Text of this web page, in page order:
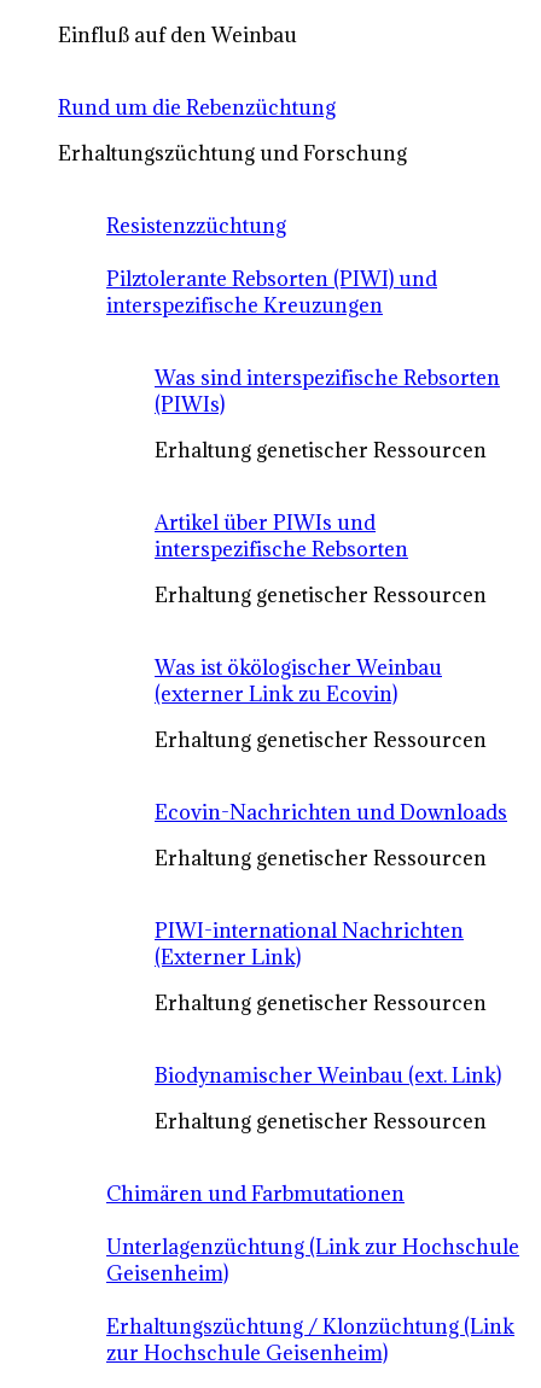
Einfluß auf den Weinbau
Rund um die Rebenzüchtung
Erhaltungszüchtung und Forschung
Resistenzzüchtung
Pilztolerante Rebsorten (PIWI) und
interspezifische Kreuzungen
Was sind interspezifische Rebsorten
(PIWIs)
Erhaltung genetischer Ressourcen
Artikel über PIWIs und
interspezifische Rebsorten
Erhaltung genetischer Ressourcen
Was ist ökölogischer Weinbau
(externer Link zu Ecovin)
Erhaltung genetischer Ressourcen
Ecovin-Nachrichten und Downloads
Erhaltung genetischer Ressourcen
PIWI-international Nachrichten
(Externer Link)
Erhaltung genetischer Ressourcen
Biodynamischer Weinbau (ext. Link)
Erhaltung genetischer Ressourcen
Chimären und Farbmutationen
Unterlagenzüchtung (Link zur Hochschule
Geisenheim)
Erhaltungszüchtung / Klonzüchtung (Link
zur Hochschule Geisenheim)